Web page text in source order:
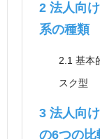
2 法人向
系の種類
2.1 基本
スク型
3 法人向
の6つの比